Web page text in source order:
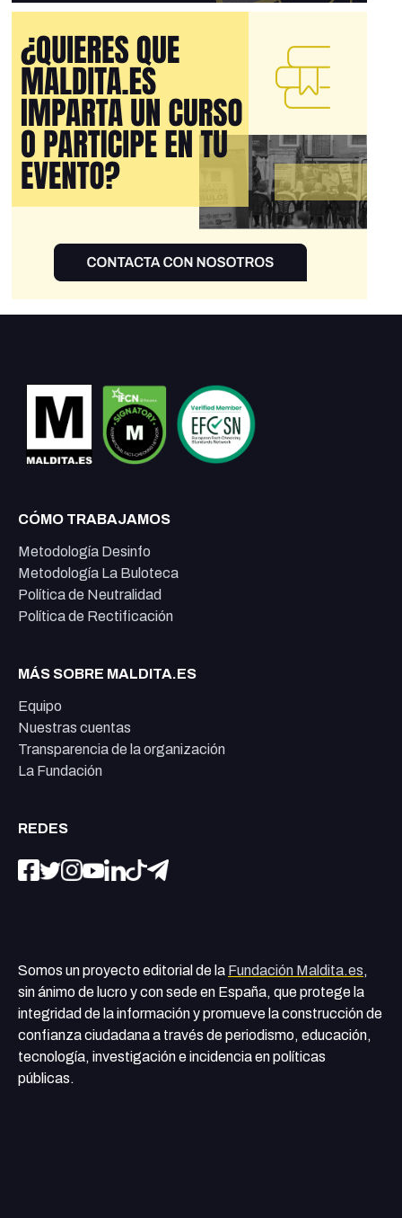
CÓMO TRABAJAMOS
Metodología Desinfo
Metodología La Buloteca
Política de Neutralidad
Política de Rectificación
MÁS SOBRE MALDITA.ES
Equipo
Nuestras cuentas
Transparencia de la organización
La Fundación
REDES
Somos un proyecto editorial de la Fundación Maldita.es,
sin ánimo de lucro y con sede en España, que protege la
integridad de la información y promueve la construcción de
confianza ciudadana a través de periodismo, educación,
tecnología, investigación e incidencia en políticas
públicas.